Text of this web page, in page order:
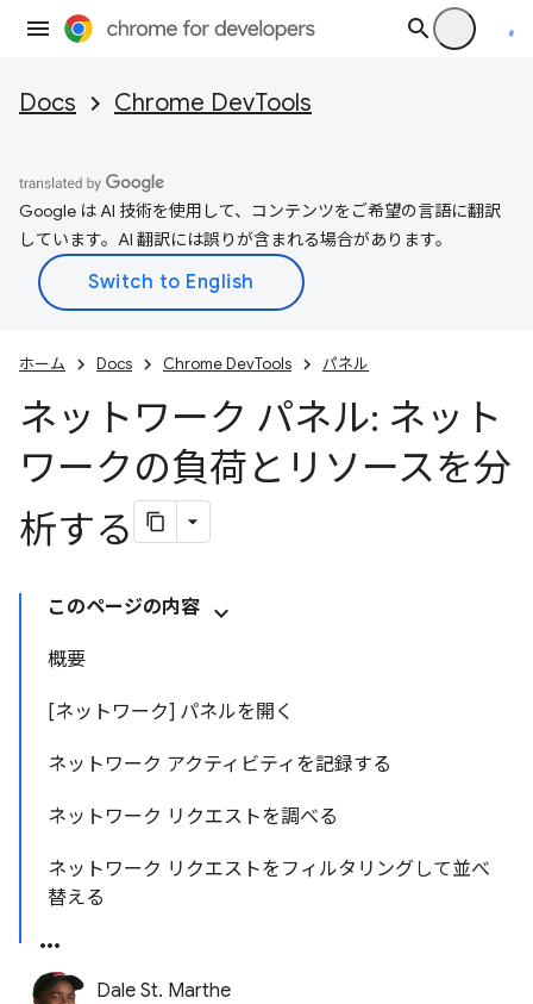
Docs Chrome DevTools
Google は AI 技術を使用して、コンテンツをご希望の言語に翻訳
しています。AI 翻訳には誤りが含まれる場合があります。
ホーム Docs Chrome DevTools パネル
ネットワーク パネル: ネット
ワークの負荷とリソースを分
析する
このページの内容
概要
[ネットワーク] パネルを開く
ネットワーク アクティビティを記録する
ネットワーク リクエストを調べる
ネットワーク リクエストをフィルタリングして並べ
替える
Dale St. Marthe